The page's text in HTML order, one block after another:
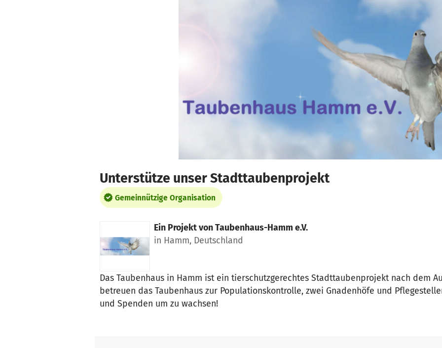
Unterstütze unser Stadttaubenprojekt
Gemeinnützige Organisation
Ein Projekt vonTaubenhaus-Hamm e.V.
in Hamm, Deutschland
Das Taubenhaus in Hamm ist ein tierschutzgerechtes Stadttaubenprojekt nach dem
betreuen das Taubenhaus zur Populationskontrolle, zwei Gnadenhöfe und
und Spenden um zu wachsen!